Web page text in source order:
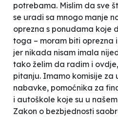
potrebama. Mislim da sve
se uradi sa mnogo manje
oprezna s ponudama koje
toga – moram biti oprezna
jer nikada nisam imala
tako želim da radim i
pitanju. Imamo komisije za
nabavke, pomoćnika za
i autoškole koje su u
Zakon o bezbjednosti